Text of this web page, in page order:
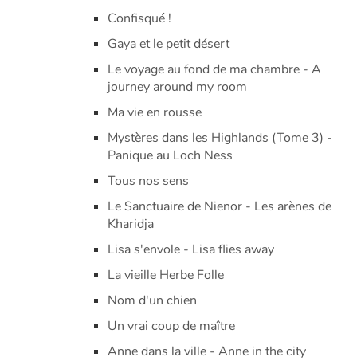
Confisqué !
Gaya et le petit désert
Le voyage au fond de ma chambre - A
journey around my room
Ma vie en rousse
Mystères dans les Highlands (Tome 3) -
Panique au Loch Ness
Tous nos sens
Le Sanctuaire de Nienor - Les arènes de
Kharidja
Lisa s'envole - Lisa flies away
La vieille Herbe Folle
Nom d'un chien
Un vrai coup de maître
Anne dans la ville - Anne in the city